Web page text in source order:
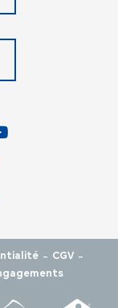
- CGV -